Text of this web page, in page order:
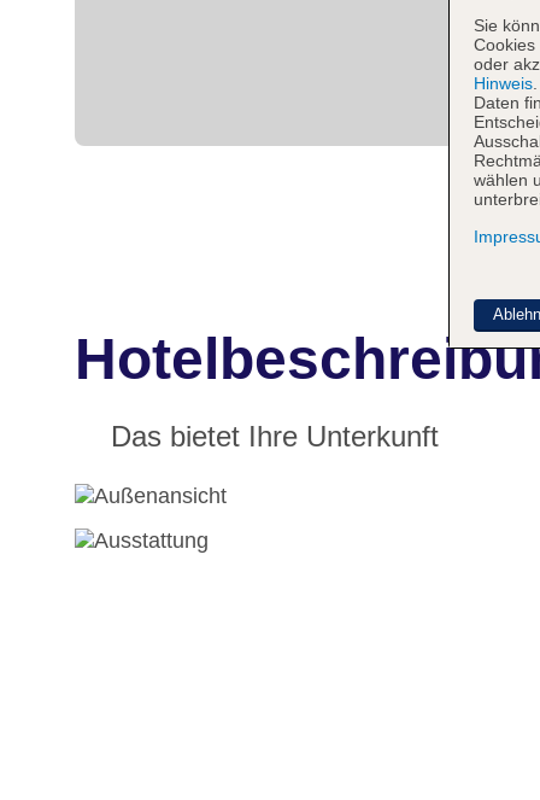
Das bietet Ihre Unterkunft
Sie
Cookies
oder
Hinweis
Daten
wählen